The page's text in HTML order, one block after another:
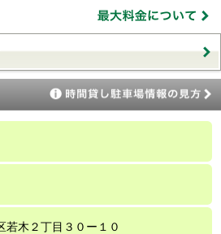
若木２丁目３０ー１０